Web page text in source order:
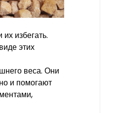
избегать.
этих
веса. Они
и помогают